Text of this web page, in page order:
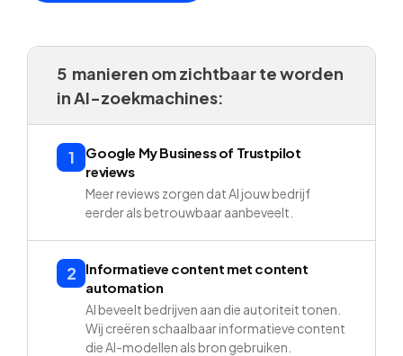
5 manieren om zichtbaar te worden
in AI-zoekmachines:
1
Google My Business of Trustpilot
reviews
Meer reviews zorgen dat AI jouw bedrijf
eerder als betrouwbaar aanbeveelt.
2
Informatieve content met content
automation
AI beveelt bedrijven aan die autoriteit tonen.
Wij creëren schaalbaar informatieve content
die AI-modellen als bron gebruiken.